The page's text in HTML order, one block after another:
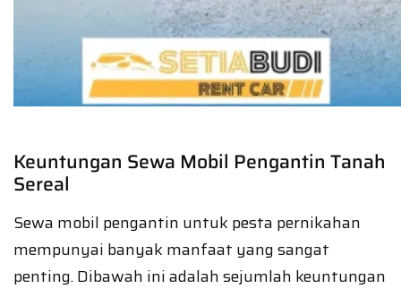
Keuntungan Sewa Mobil Pengantin Tanah
Sereal
Sewa mobil pengantin untuk pesta pernikahan
mempunyai banyak manfaat yang sangat
penting. Dibawah ini adalah sejumlah keuntungan